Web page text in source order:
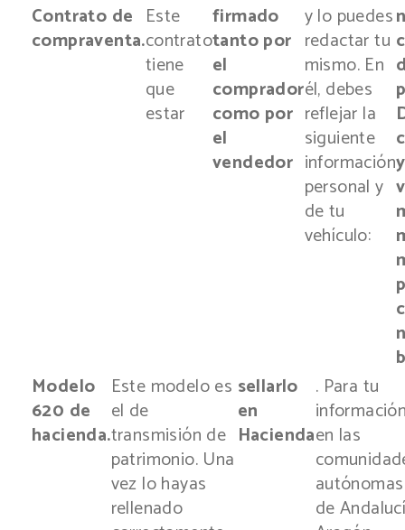
Contrato de
compraventa.
Este
contrato
tiene
que
estar
firmado
tanto por
el
comprador
como por
el
vendedor
y lo puedes
redactar tu
mismo. En
él, debes
reflejar la
siguiente
información
personal y
de tu
vehículo:
y
Modelo
620 de
hacienda.
Este modelo es
el de
transmisión de
patrimonio. Una
vez lo hayas
rellenado
sellarlo
en
Hacienda
. Para tu
en las
autónomas
de